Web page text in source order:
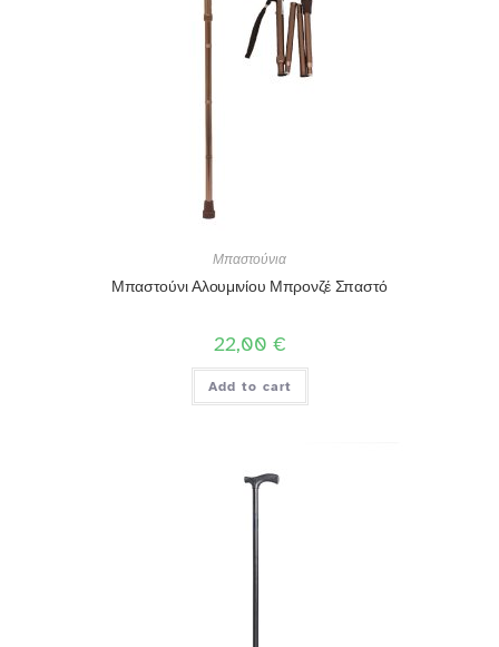
Μπαστούνια
Μπαστούνι Αλουμινίου Μπρονζέ Σπαστό
22,00 €
Add to cart